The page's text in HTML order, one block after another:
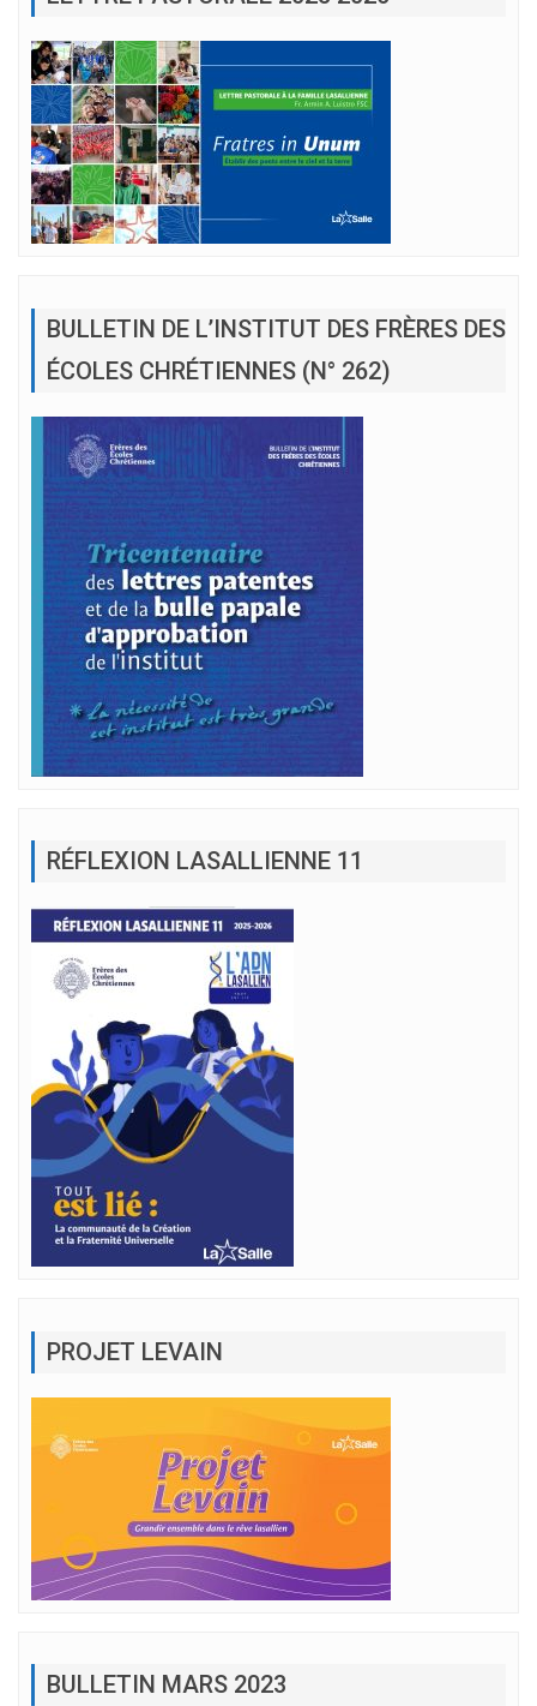
BULLETIN DE L’INSTITUT DES FRÈRES DES
ÉCOLES CHRÉTIENNES (N° 262)
RÉFLEXION LASALLIENNE 11
PROJET LEVAIN
BULLETIN MARS 2023